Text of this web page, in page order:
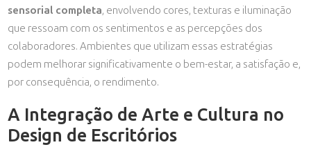
sensorial completa, envolvendo cores, texturas e iluminação
que ressoam com os sentimentos e as percepções dos
colaboradores. Ambientes que utilizam essas estratégias
podem melhorar significativamente o bem-estar, a satisfação e,
por consequência, o rendimento.
A Integração de Arte e Cultura no
Design de Escritórios